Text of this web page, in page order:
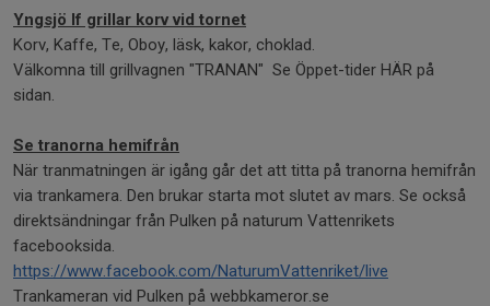
Yngsjö If grillar korv vid tornet
Korv, Kaffe, Te, Oboy, läsk, kakor, choklad.
Välkomna till grillvagnen "TRANAN" Se Öppet-tider HÄR på
sidan.
Se tranorna hemifrån
När tranmatningen är igång går det att titta på tranorna hemifrån
via trankamera. Den brukar starta mot slutet av mars. Se också
direktsändningar från Pulken på naturum Vattenrikets
facebooksida.
https://www.facebook.com/NaturumVattenriket/live
Trankameran vid Pulken på webbkameror.se